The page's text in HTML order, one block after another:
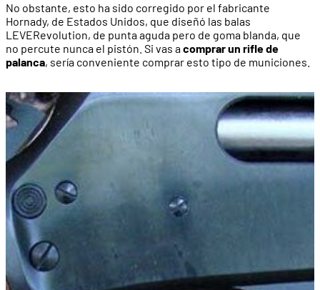
No obstante, esto ha sido corregido por el fabricante
Hornady, de Estados Unidos, que diseñó las balas
LEVERevolution, de punta aguda pero de goma blanda, que
no percute nunca el pistón. Si vas acomprar un rifle de
palanca, sería conveniente comprar esto tipo de municiones.